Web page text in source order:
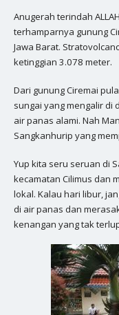
Anugerah terindah
terhamparnya gunung
Jawa Barat.
ketinggian 3.078 meter.
Dari gunung Ciremai
sungai yang mengalir di
air panas alami. Nah
Sangkanhurip yang
Yup kita seru seruan di
kecamatan Cilimus dan
lokal. Kalau hari libur,
di air panas dan
kenangan yang tak